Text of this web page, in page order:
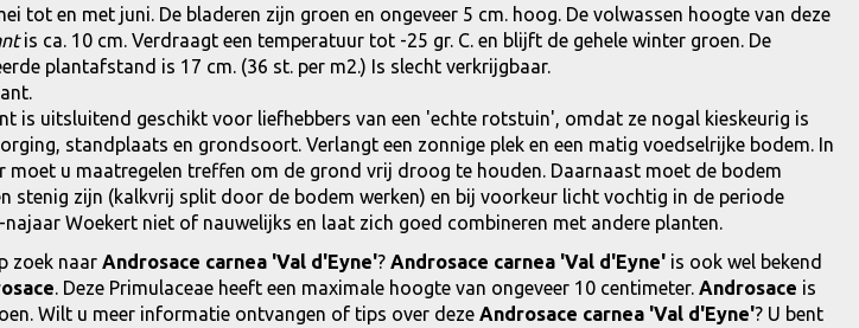
tot en met juni. De bladeren zijn groen en ongeveer 5 cm. hoog. De volwassen hoogte van deze
is ca. 10 cm. Verdraagt een temperatuur tot -25 gr. C. en blijft de gehele winter groen. De
plantafstand is 17 cm. (36 st. per m2.) Is slecht verkrijgbaar.
is uitsluitend geschikt voor liefhebbers van een 'echte rotstuin', omdat ze nogal kieskeurig is
standplaats en grondsoort. Verlangt een zonnige plek en een matig voedselrijke bodem. In
moet u maatregelen treffen om de grond vrij droog te houden. Daarnaast moet de bodem
stenig zijn (kalkvrij split door de bodem werken) en bij voorkeur licht vochtig in de periode
Woekert niet of nauwelijks en laat zich goed combineren met andere planten.
zoek naar Androsace carnea 'Val d'Eyne'? Androsace carnea 'Val d'Eyne'is ook wel bekend
. Deze Primulaceae heeft een maximale hoogte van ongeveer 10 centimeter. Androsace is
Wilt u meer informatie ontvangen of tips over deze Androsace carnea 'Val d'Eyne'? U bent